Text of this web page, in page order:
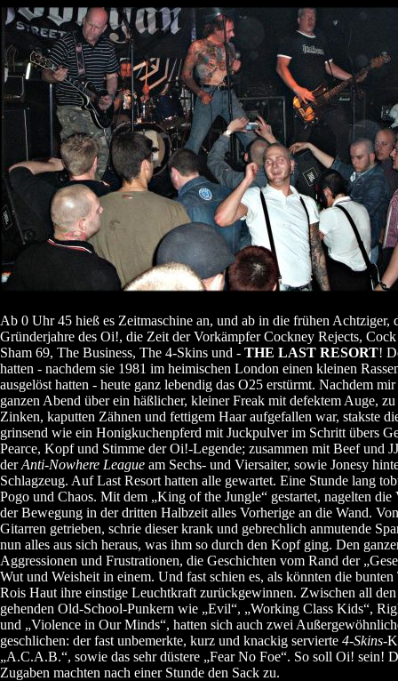
Ab 0 Uhr 45 hieß es Zeitmaschine an, und ab in die frühen Achtziger,
Gründerjahre des Oi!, die Zeit der Vorkämpfer Cockney Rejects, Cock
Sham 69, The Business, The 4-Skins und - THE LAST RESORT!
hatten - nachdem sie 1981 im heimischen London einen kleinen
ausgelöst hatten - heute ganz lebendig das O25 erstürmt. Nachdem
ganzen Abend über ein häßlicher, kleiner Freak mit defektem Auge,
Zinken, kaputten Zähnen und fettigem Haar aufgefallen war, stakste
grinsend wie ein Honigkuchenpferd mit Juckpulver im Schritt übers
Pearce, Kopf und Stimme der Oi!-Legende; zusammen mit Beef und
derAnti-Nowhere League am Sechs- und Viersaiter, sowie Jonesy
Schlagzeug. Auf Last Resort hatten alle gewartet. Eine Stunde lang
Pogo und Chaos. Mit dem „King of the Jungle“ gestartet, nagelten die
der Bewegung in der dritten Halbzeit alles Vorherige an die Wand.
Gitarren getrieben, schrie dieser krank und gebrechlich anmutende
nun alles aus sich heraus, was ihm so durch den Kopf ging. Den
Aggressionen und Frustrationen, die Geschichten vom Rand der
Wut und Weisheit in einem. Und fast schien es, als könnten die bunten
Rois Haut ihre einstige Leuchtkraft zurückgewinnen. Zwischen all
gehenden Old-School-Punkern wie „Evil“, „Working Class Kids“,
und „Violence in Our Minds“, hatten sich auch zwei
geschlichen: der fast unbemerkte, kurz und knackig servierte 4-Skins-
„A.C.A.B.“, sowie das sehr düstere „Fear No Foe“. So soll Oi! sein!
Zugaben machten nach einer Stunde den Sack zu.